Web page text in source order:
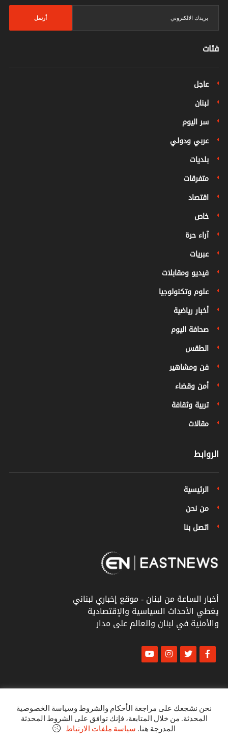
أرسل
فئات
عاجل
لبنان
سر اليوم
عربي ودولي
بلديات
متفرقات
اقتصاد
خاص
آراء حرة
عبريات
فيديو ومقابلات
علوم وتكنولوجيا
أخبار رياضية
صحافة اليوم
الطقس
فن ومشاهير
أمن وقضاء
تربية وثقافة
مقالات
الروابط
الرئيسية
من نحن
اتصل بنا
أخبار الساعة من لبنان - موقع إخباري لبناني
يغطي الأحداث السياسية والإقتصادية
والأمنية في لبنان والعالم على مدار
© أخبار الشرقكل الحقوق محفوظة ٢٠٢٣
البنود و الظروف
نحن نشجعك على مراجعة الأحكام والشروط وسياسة الخصوصية
المحدثة. من خلال المتابعة، فإنك توافق على الشروط المحدثة
المدرجة هنا. سياسة ملفات الارتباط